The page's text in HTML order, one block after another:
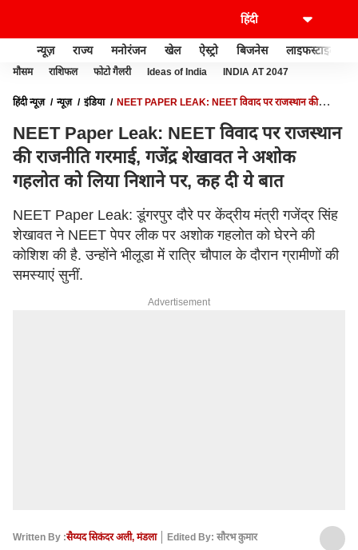
न्यूज़ राज्य मनोरंजन खेल ऐस्ट्रो बिजनेस लाइफस्टाइल
मौसम राशिफल फोटो गैलरी Ideas of India INDIA AT 2047
हिंदी न्यूज़ न्यूज़ इंडिया
NEET PAPER LEAK: NEET विवाद पर राजस्थान की
NEET Paper Leak: NEET विवाद पर राजस्थान
की राजनीति गरमाई, गजेंद्र शेखावत ने अशोक
गहलोत को लिया निशाने पर, कह दी ये बात
NEET Paper Leak: डूंगरपुर दौरे पर केंद्रीय मंत्री गजेंद्र सिंह
शेखावत ने NEET पेपर लीक पर अशोक गहलोत को घेरने की
कोशिश की है. उन्होंने भीलूडा में रात्रि चौपाल के दौरान ग्रामीणों की
समस्याएं सुनीं.
Advertisement
Written By :सैय्यद सिकंदर अली, मंडला
Edited By: सौरभ कुमार